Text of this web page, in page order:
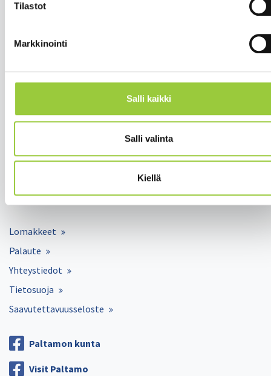
Tilastot
Markkinointi
Salli kaikki
Salli valinta
Kiellä
y-tunnus 0188808-0
Varhaiskasvatus ja opetus
Työ ja elinkeinot
Hyvinvointi ja terveys
Lomakkeet
Palaute
Yhteystiedot
Tietosuoja
Saavutettavuusseloste
Paltamon kunta
Visit Paltamo